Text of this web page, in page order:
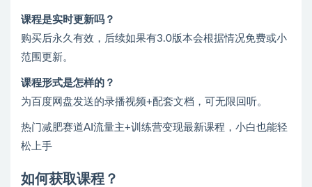
课程是实时更新吗？
购买后永久有效，后续如果有3.0版本会根据情况免费或小
范围更新。
课程形式是怎样的？
为百度网盘发送的录播视频+配套文档，可无限回听。
热门减肥赛道AI流量主+训练营变现最新课程，小白也能轻
松上手
如何获取课程？